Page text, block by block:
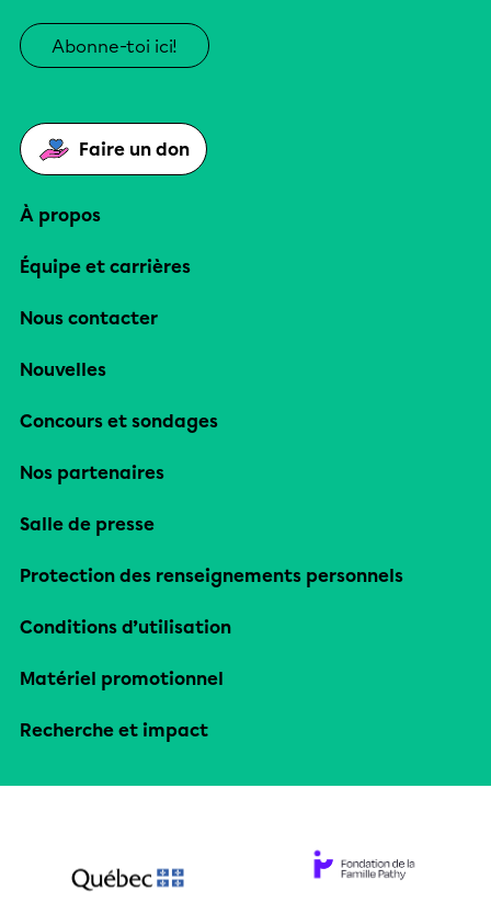
Abonne-toi ici!
Faire un don
À propos
Équipe et carrières
Nous contacter
Nouvelles
Concours et sondages
Nos partenaires
Salle de presse
Protection des renseignements personnels
Conditions d’utilisation
Matériel promotionnel
Recherche et impact